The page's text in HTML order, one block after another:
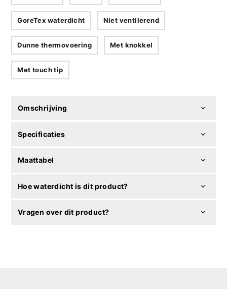
GoreTex waterdicht Niet ventilerend
Dunne thermovoering Met knokkel
Met touch tip
Omschrijving
Specificaties
Maattabel
Hoe waterdicht is dit product?
Vragen over dit product?